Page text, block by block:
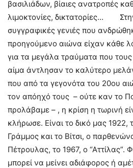
βασιλιάδων, βίαιες ανατροπές
λιμοκτονίες, δικτατορίες…
συγγραφικές γενιές που
προηγούμενο αιώνα είχαν κάθε
για τα μεγάλα τραύματα που
αίμα άντλησαν το καλύτερο
που από τα γεγονότα του 20ου
τον απόηχό τους – ούτε καν το
προλάβαμε – , η κρίση η τωρινή
κλήρωσε. Είναι το δικό μας
Γράμμος και το Βίτσι, ο
Πέτρουλας, το 1967, ο “Αττίλας”.
μπορεί να μείνει αδιάφορος ή